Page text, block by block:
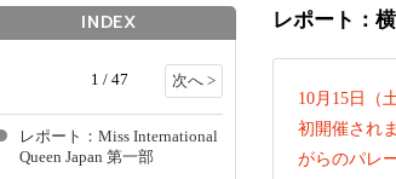
レポート：
10月15日（
初開催され
がらのパレ
INDEX
1 / 47 次へ >
レポート：Miss International
Queen Japan 第一部